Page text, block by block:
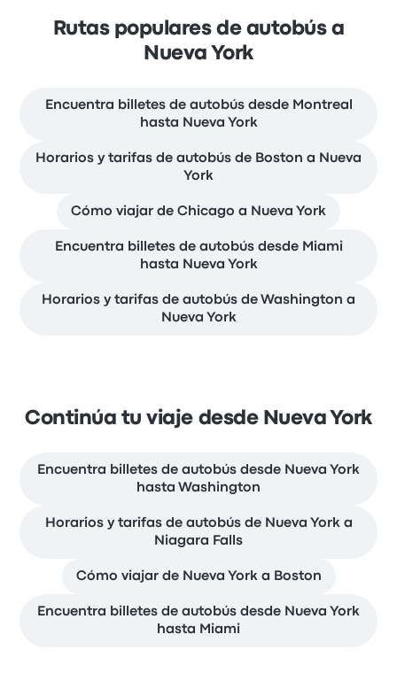
Rutas populares de autobús a
Nueva York
Encuentra billetes de autobús desde Montreal
hasta Nueva York
Horarios y tarifas de autobús de Boston a Nueva
York
Cómo viajar de Chicago a Nueva York
Encuentra billetes de autobús desde Miami
hasta Nueva York
Horarios y tarifas de autobús de Washington a
Nueva York
Continúa tu viaje desde Nueva York
Encuentra billetes de autobús desde Nueva York
hasta Washington
Horarios y tarifas de autobús de Nueva York a
Niagara Falls
Cómo viajar de Nueva York a Boston
Encuentra billetes de autobús desde Nueva York
hasta Miami